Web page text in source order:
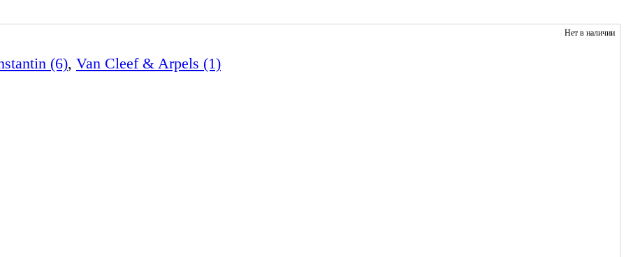
(6), Van Cleef & Arpels (1)
Нет в наличии